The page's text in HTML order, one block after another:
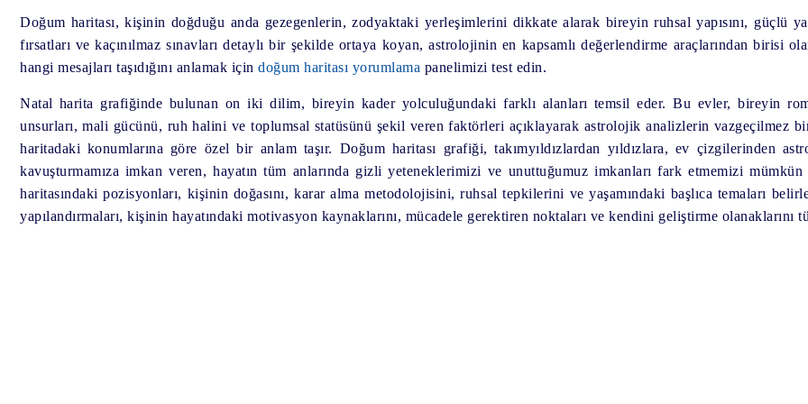
Doğum haritası, kişinin doğduğu anda gezegenlerin, zodyaktaki yerleşimlerini dikkate alarak bireyin ruhsal yapısını, güçlü
fırsatları ve kaçınılmaz sınavları detaylı bir şekilde ortaya koyan, astrolojinin en kapsamlı değerlendirme araçlarından birisi
hangi mesajları taşıdığını anlamak için doğum haritası yorumlama panelimizi test edin.
Natal harita grafiğinde bulunan on iki dilim, bireyin kader yolculuğundaki farklı alanları temsil eder. Bu evler, bireyin
unsurları, mali gücünü, ruh halini ve toplumsal statüsünü şekil veren faktörleri açıklayarak astrolojik analizlerin vazgeçilmez
haritadaki konumlarına göre özel bir anlam taşır. Doğum haritası grafiği, takımyıldızlardan yıldızlara, ev çizgilerinden
kavuşturmamıza imkan veren, hayatın tüm anlarında gizli yeteneklerimizi ve unuttuğumuz imkanları fark etmemizi
haritasındaki pozisyonları, kişinin doğasını, karar alma metodolojisini, ruhsal tepkilerini ve yaşamındaki başlıca temaları
yapılandırmaları, kişinin hayatındaki motivasyon kaynaklarını, mücadele gerektiren noktaları ve kendini geliştirme